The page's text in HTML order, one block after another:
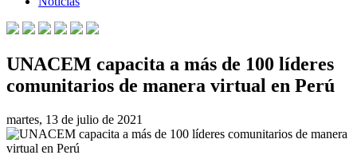
UNACEM capacita a más de 100 líderes
comunitarios de manera virtual en Perú
martes, 13 de julio de 2021